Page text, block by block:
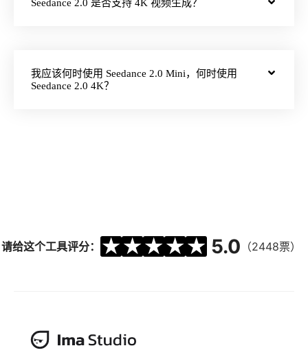
Seedance 2.0 是否支持 4K 视频生成？
我应该何时使用 Seedance 2.0 Mini，何时使用
Seedance 2.0 4K？
请给这个工具评分： ★★★★★ 5.0 （2448票）